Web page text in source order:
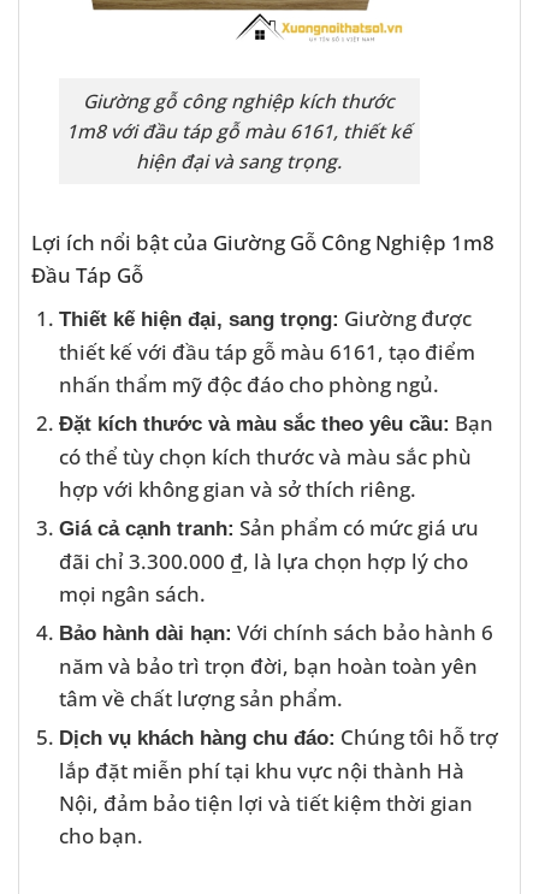
Giường gỗ công nghiệp kích thước
1m8 với đầu táp gỗ màu 6161, thiết kế
hiện đại và sang trọng.
Lợi ích nổi bật của Giường Gỗ Công Nghiệp 1m8
Đầu Táp Gỗ
Thiết kế hiện đại, sang trọng: Giường được
thiết kế với đầu táp gỗ màu 6161, tạo điểm
nhấn thẩm mỹ độc đáo cho phòng ngủ.
Đặt kích thước và màu sắc theo yêu cầu: Bạn
có thể tùy chọn kích thước và màu sắc phù
hợp với không gian và sở thích riêng.
Giá cả cạnh tranh: Sản phẩm có mức giá ưu
đãi chỉ 3.300.000 ₫, là lựa chọn hợp lý cho
mọi ngân sách.
Bảo hành dài hạn: Với chính sách bảo hành 6
năm và bảo trì trọn đời, bạn hoàn toàn yên
tâm về chất lượng sản phẩm.
Dịch vụ khách hàng chu đáo: Chúng tôi hỗ trợ
lắp đặt miễn phí tại khu vực nội thành Hà
Nội, đảm bảo tiện lợi và tiết kiệm thời gian
cho bạn.